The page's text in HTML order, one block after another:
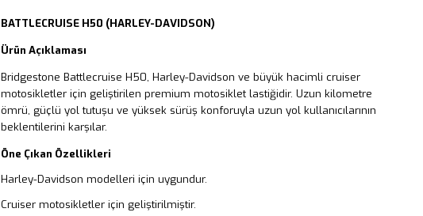
BATTLECRUISE H50 (HARLEY-DAVIDSON)
Ürün Açıklaması
Bridgestone Battlecruise H50, Harley-Davidson ve büyük hacimli cruiser
motosikletler için geliştirilen premium motosiklet lastiğidir. Uzun kilometre
ömrü, güçlü yol tutuşu ve yüksek sürüş konforuyla uzun yol kullanıcılarının
beklentilerini karşılar.
Öne Çıkan Özellikleri
Harley-Davidson modelleri için uygundur.
Cruiser motosikletler için geliştirilmiştir.